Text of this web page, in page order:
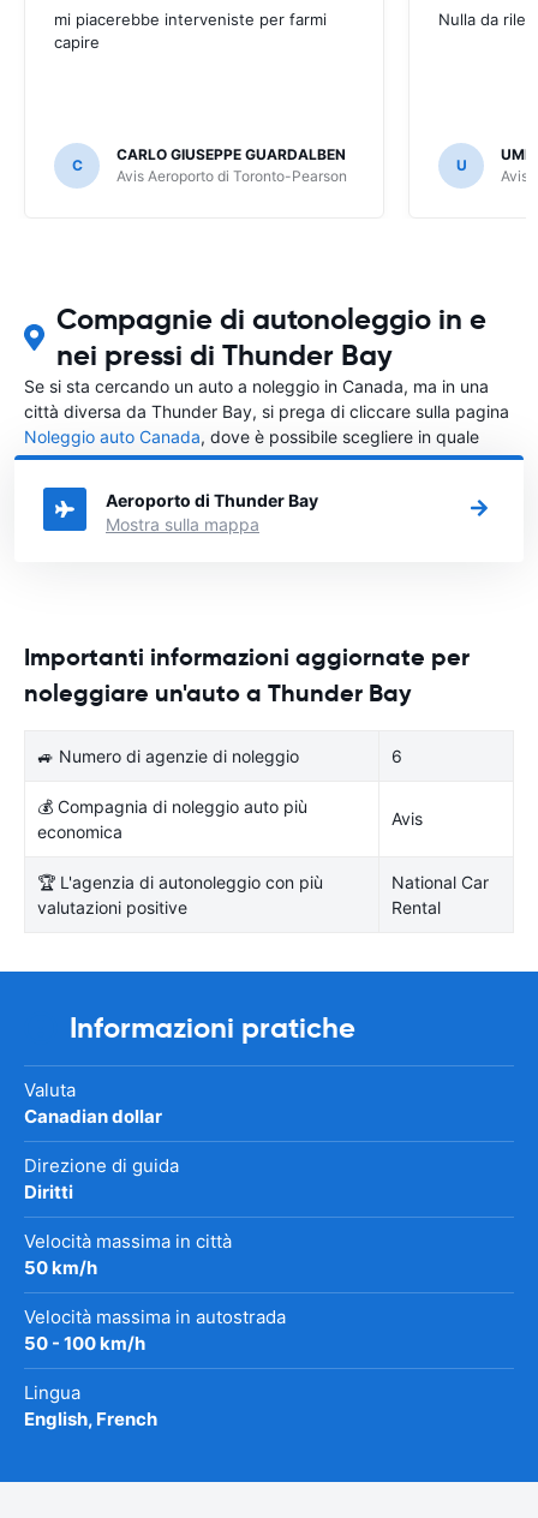
mi piacerebbe interveniste per farmi
capire
C
CARLO GIUSEPPE GUARDALBEN
Avis Aeroporto di Toronto-Pearson
Nulla da
U
Avis
Compagnie di autonoleggio in e
nei pressi di Thunder Bay
Se si sta cercando un auto a noleggio in Canada, ma in una
città diversa da Thunder Bay, si prega di cliccare sulla pagina
Noleggio auto Canada, dove è possibile scegliere in quale
città in Canada si vuole noleggiare l'auto.
Aeroporto di Thunder Bay
Mostra sulla mappa
Importanti informazioni aggiornate per
noleggiare un'auto a Thunder Bay
🚙 Numero di agenzie di noleggio 6
💰 Compagnia di noleggio auto più
economica
Avis
🏆 L'agenzia di autonoleggio con più
valutazioni positive
National Car
Rental
Informazioni pratiche
Valuta
Canadian dollar
Direzione di guida
Diritti
Velocità massima in città
50 km/h
Velocità massima in autostrada
50 - 100 km/h
Lingua
English, French